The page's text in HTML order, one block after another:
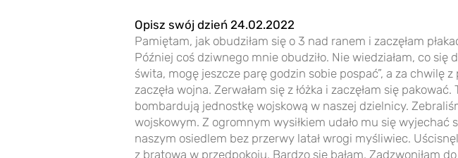
Opisz swój dzień 24.02.2022
Pamiętam, jak obudziłam się o 3 nad ranem i zaczęłam
Później coś dziwnego mnie obudziło. Nie wiedziałam, co się
świta, mogę jeszcze parę godzin sobie pospać”, a za chwilę
zaczęła wojna. Zerwałam się z łóżka i zaczęłam się
bombardują jednostkę wojskową w naszej dzielnicy.
wojskowym. Z ogromnym wysiłkiem udało mu się
naszym osiedlem bez przerwy latał wrogi myśliwiec.
z bratową w przedpokoju. Bardzo się bałam. Zadzwoniłam